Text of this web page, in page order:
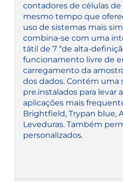
contadores de células
mesmo tempo que
uso de sistemas mais
combina-se com uma
tátil de 7 “de alta-
funcionamento livre de
carregamento da
dos dados. Contém uma
pre.instalados para levar
aplicações mais
Brightfield, Trypan blue,
Leveduras. Também
personalizados.